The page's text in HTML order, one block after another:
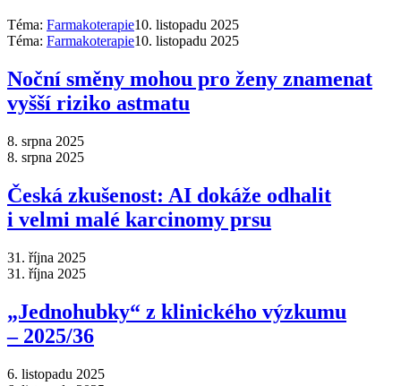
Téma: Farmakoterapie10. listopadu 2025
Téma: Farmakoterapie10. listopadu 2025
Noční směny mohou pro ženy znamenat
vyšší riziko astmatu
8. srpna 2025
8. srpna 2025
Česká zkušenost: AI dokáže odhalit
i velmi malé karcinomy prsu
31. října 2025
31. října 2025
„Jednohubky“ z klinického výzkumu
–⁠ 2025/36
6. listopadu 2025